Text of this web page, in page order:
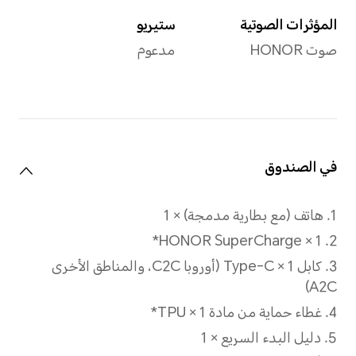
الشاحن القياسي
الشحن اللاسلكي
50W SuperCharge
منفصل.